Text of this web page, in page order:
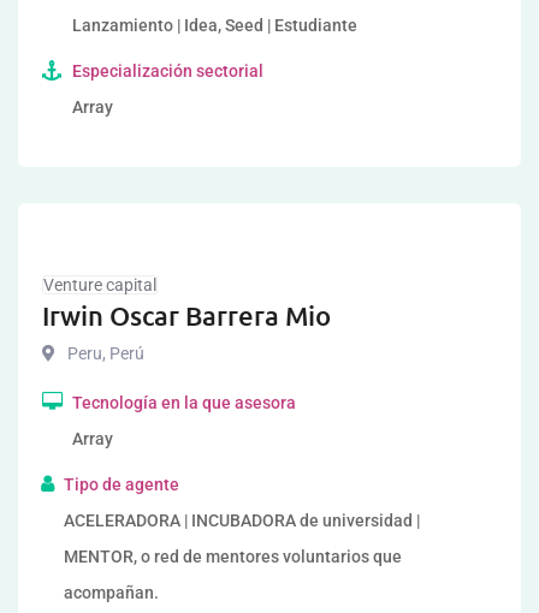
Lanzamiento | Idea, Seed | Estudiante
Especialización sectorial
Array
Venture capital
Irwin Oscar Barrera Mio
Peru, Perú
Tecnología en la que asesora
Array
Tipo de agente
ACELERADORA | INCUBADORA de universidad |
MENTOR, o red de mentores voluntarios que
acompañan.